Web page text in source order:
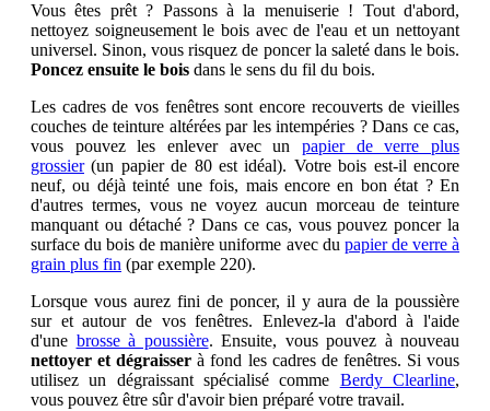
Vous êtes prêt ? Passons à la menuiserie ! Tout d'abord,
nettoyez soigneusement le bois avec de l'eau et un nettoyant
universel. Sinon, vous risquez de poncer la saleté dans le bois.
Poncez ensuite le bois dans le sens du fil du bois.
Les cadres de vos fenêtres sont encore recouverts de vieilles
couches de teinture altérées par les intempéries ? Dans ce cas,
vous pouvez les enlever avec un papier de verre plus
grossier(un papier de 80 est idéal). Votre bois est-il encore
neuf, ou déjà teinté une fois, mais encore en bon état ? En
d'autres termes, vous ne voyez aucun morceau de teinture
manquant ou détaché ? Dans ce cas, vous pouvez poncer la
surface du bois de manière uniforme avec du papier de verre à
grain plus fin (par exemple 220).
Lorsque vous aurez fini de poncer, il y aura de la poussière
sur et autour de vos fenêtres. Enlevez-la d'abord à l'aide
d'une brosse à poussière. Ensuite, vous pouvez à nouveau
nettoyer et dégraisser à fond les cadres de fenêtres. Si vous
utilisez un dégraissant spécialisé comme Berdy Clearline,
vous pouvez être sûr d'avoir bien préparé votre travail.